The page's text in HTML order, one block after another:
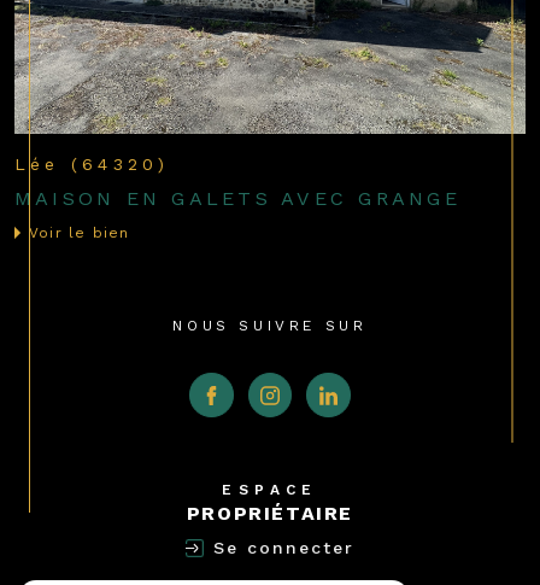
Lée (64320)
MAISON EN GALETS AVEC GRANGE
Voir le bien
NOUS SUIVRE SUR
ESPACE
PROPRIÉTAIRE
Se connecter